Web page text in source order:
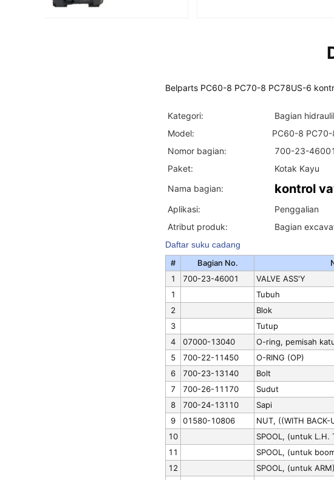
Belparts PC60-8 PC70-8 PC78US-6
Kategori:
Bagian
Model:
PC60-8
Nomor bagian:
700-23-46001
Paket:
Kotak Kayu
Nama bagian:
kontrol
Aplikasi:
Penggalian
Atribut produk:
Bagian
Daftar suku cadang
#
Bagian No.
1
700-23-46001 VALVE ASS'Y
1
Tubuh
2
Blok
3
Tutup
4
07000-13040 O-ring, pemisah
5
700-22-11450 O-RING (OP)
6
700-23-13140 Bolt
7
700-26-11170 Sudut
8
700-24-13110 Sapi
9
01580-10806 NUT, ((WITH BACK-
10
SPOOL, (untuk L.H.
11
SPOOL, (untuk
12
SPOOL, (untuk ARM)